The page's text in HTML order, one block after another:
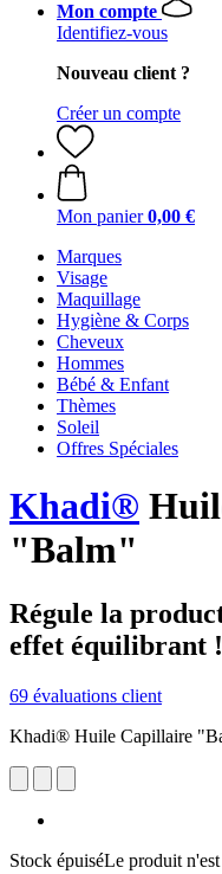
Mon compte
Identifiez-vous
Nouveau client ?
Créer un compte
Mon panier 0,00 €
Marques
Visage
Maquillage
Hygiène & Corps
Cheveux
Hommes
Bébé & Enfant
Thèmes
Soleil
Offres Spéciales
Khadi®
"Balm"
Régule la
effet équilibrant !
69 évaluations client
Khadi® Huile Capillaire
Stock épuiséLe produit